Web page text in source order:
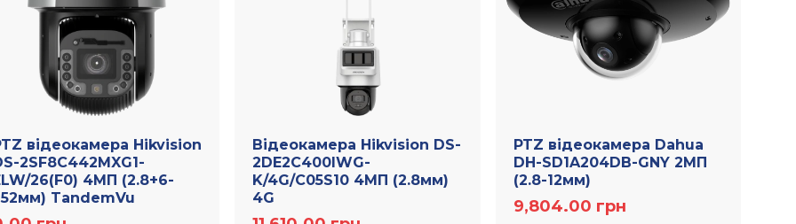
відеокамера Hikvision
2SF8C442MXG1-
26(F0) 4МП (2.8+6-
TandemVu
Відеокамера Hikvision DS-
2DE2C400IWG-
K/4G/C05S10 4МП (2.8мм)
4G
PTZ відеокамера Dahua
DH-SD1A204DB-GNY 2МП
(2.8-12мм)
9,804.00 грн